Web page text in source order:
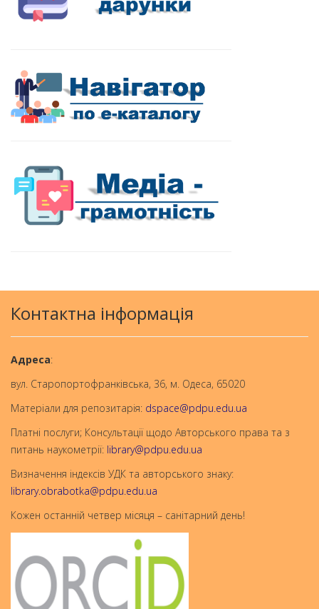
Контактна інформація
Aдреса:
вул. Старопортофранківська, 36, м. Одеса, 65020
Матеріали для репозитарія: dspace@pdpu.edu.ua
Платні послуги; Консультації щодо Авторського права та з
питань наукометрії: library@pdpu.edu.ua
Визначення індексів УДК та авторського знаку:
library.obrabotka@pdpu.edu.ua
Кожен останній четвер місяця – санітарний день!